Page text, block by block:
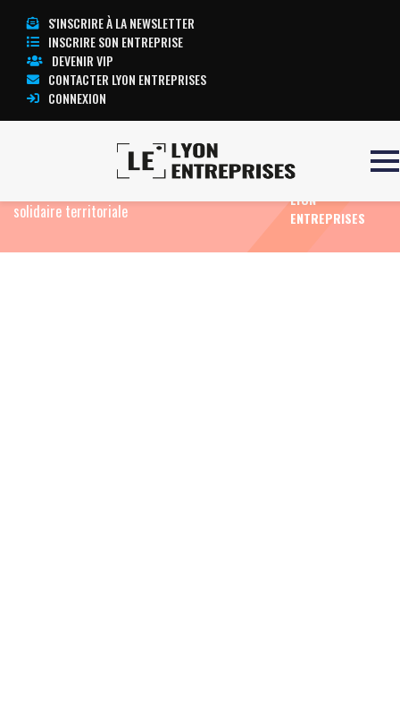
S'INSCRIRE À LA NEWSLETTER
INSCRIRE SON ENTREPRISE
DEVENIR VIP
CONTACTER LYON ENTREPRISES
CONNEXION
O2 mobilise 30 agences en
solidaire territoriale
TOUTE
L’ACTUALITÉ
LYON
ENTREPRISES